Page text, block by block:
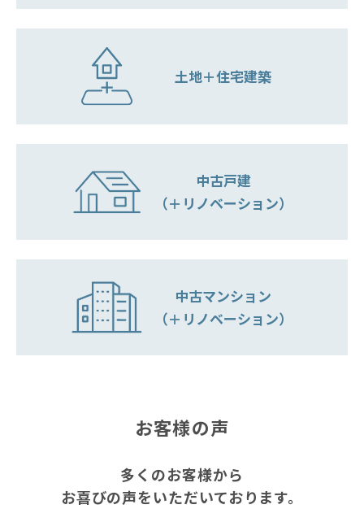
土地＋住宅建築
中古戸建
（＋リノベーション）
中古マンション
（＋リノベーション）
お客様の声
多くのお客様から
お喜びの声をいただいております。